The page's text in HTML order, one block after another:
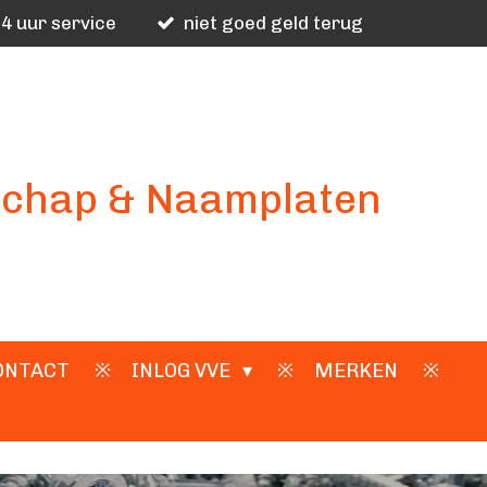
uur service niet goed geld terug
& Naamplaten
INLOG VVE MERKEN